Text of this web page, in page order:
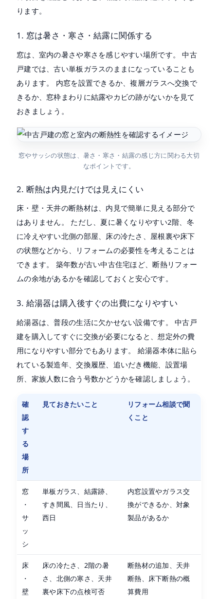
ります。
1. 窓は暑さ・寒さ・結露に関係する
窓は、室内の暑さや寒さを感じやすい場所です。 中古
戸建では、古い単板ガラスのままになっていることも
あります。 内窓を設置できるか、複層ガラスへ交換で
きるか、窓枠まわりに結露やカビの跡がないかを見て
おきましょう。
窓やサッシの状態は、暑さ・寒さ・結露の感じ方に関わる大切
なポイントです。
2. 断熱は内見だけでは見えにくい
床・壁・天井の断熱材は、内見で簡単に見える部分で
はありません。 ただし、夏に暑くなりやすい2階、冬
に冷えやすい北側の部屋、床の冷たさ、屋根裏や床下
の状態などから、リフォームの必要性を考えることは
できます。 築年数が古い中古住宅ほど、断熱リフォー
ムの余地があるかを確認しておくと安心です。
3. 給湯器は購入後すぐの出費になりやすい
給湯器は、普段の生活に欠かせない設備です。 中古戸
建を購入してすぐに交換が必要になると、想定外の費
用になりやすい部分でもあります。 給湯器本体に貼ら
れている製造年、交換履歴、追いだき機能、設置場
所、家族人数に合う号数かどうかを確認しましょう。
確
認
す
る
場
所
見ておきたいこと
リフォーム相談で聞
くこと
窓
・
サ
ッ
シ
単板ガラス、結露跡、
すき間風、日当たり、
西日
内窓設置やガラス交
換ができるか、対象
製品があるか
床
・
壁
床の冷たさ、2階の暑
さ、北側の寒さ、天井
裏や床下の点検可否
断熱材の追加、天井
断熱、床下断熱の概
算費用